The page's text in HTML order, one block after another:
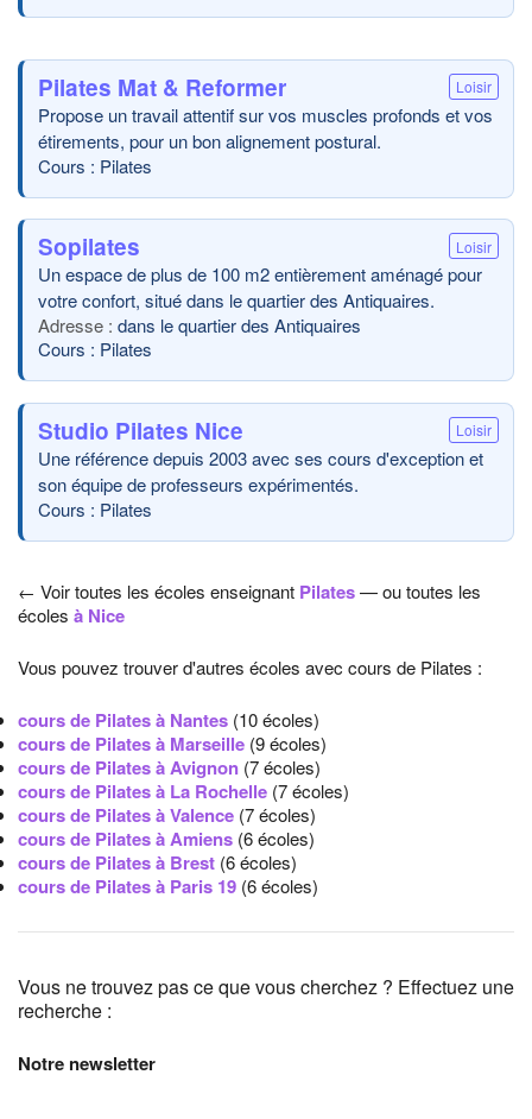
Pilates Mat & Reformer Loisir
Propose un travail attentif sur vos muscles profonds et vos
étirements, pour un bon alignement postural.
Cours : Pilates
Sopilates Loisir
Un espace de plus de 100 m2 entièrement aménagé pour
votre confort, situé dans le quartier des Antiquaires.
dans le quartier des Antiquaires
Cours : Pilates
Studio Pilates Nice Loisir
Une référence depuis 2003 avec ses cours d'exception et
son équipe de professeurs expérimentés.
Cours : Pilates
← Voir toutes les écoles enseignant Pilates— ou toutes les
écoles à Nice
Vous pouvez trouver d'autres écoles avec cours de Pilates :
cours de Pilates à Nantes (10 écoles)
cours de Pilates à Marseille (9 écoles)
cours de Pilates à Avignon (7 écoles)
cours de Pilates à La Rochelle (7 écoles)
cours de Pilates à Valence (7 écoles)
cours de Pilates à Amiens (6 écoles)
cours de Pilates à Brest (6 écoles)
cours de Pilates à Paris 19 (6 écoles)
Vous ne trouvez pas ce que vous cherchez ? Effectuez une
recherche :
Notre newsletter